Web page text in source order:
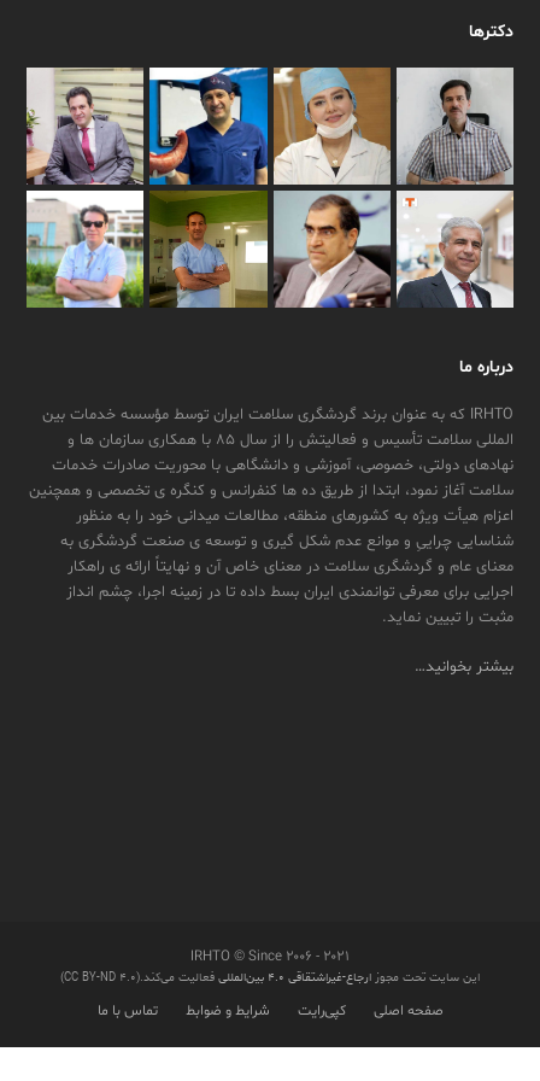
دکترها
درباره ما
IRHTO که به عنوان برند گردشگری سلامت ایران توسط مؤسسه خدمات بین
المللی سلامت تأسیس و فعالیتش را از سال ۸۵ با همکاری سازمان ها و
نهادهای دولتی، خصوصی، آموزشی و دانشگاهی با محوریت صادرات خدمات
سلامت آغاز نمود، ابتدا از طریق ده ها کنفرانس و کنگره ی تخصصی و همچنین
اعزام هیأت ویژه به کشورهای منطقه، مطالعات میدانی خود را به منظور
شناسایی چراییِ و موانع عدم شکل گیری و توسعه ی صنعت گردشگری به
معنای عام و گردشگری سلامت در معنای خاص آن و نهایتاً ارائه ی راهکار
اجرایی برای معرفی توانمندی ایران بسط داده تا در زمینه اجرا، چشم انداز
مثبت را تبیین نماید.
بیشتر بخوانید…
IRHTO © Since ۲۰۰۶ - ۲۰۲۱
این سایت تحت مجوز ارجاع-غیراشتقاقی ۴.۰ بین‌المللی فعالیت می‌کند.(CC BY-ND 4.0)
صفحه اصلی کپی‌رایت شرایط و ضوابط تماس با ما